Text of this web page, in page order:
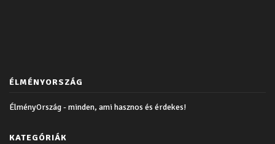
ÉLMÉNYORSZÁG
ÉlményOrszág - minden, ami hasznos és érdekes!
KATEGÓRIÁK